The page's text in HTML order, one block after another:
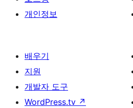
개인정보
배우기
지원
개발자 도구
WordPress.tv ↗